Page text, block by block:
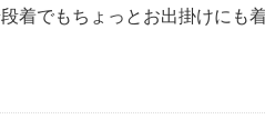
着でもちょっとお出掛けにも